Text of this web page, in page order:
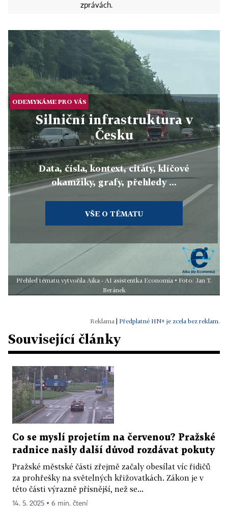
zprávách.
ODEMYKÁME PRO VÁS
Silniční infrastruktura v
Česku
Data, čísla, kontext, citáty, klíčové
okamžiky, grafy, přehledy ...
VŠE O TÉMATU
Přehled tématu vytvořila Aika - AI asistentka Economia • Foto: Jan T.
Beránek
Předplatné HN+ je zcela bez reklam.
Související články
Co se myslí projetím na červenou? Pražské
radnice našly další důvod rozdávat pokuty
Pražské městské části zřejmě začaly obesílat víc řidičů
za prohřešky na světelných křižovatkách. Zákon je v
této části výrazně přísnější, než se...
14. 5. 2025 ▪ 6 min. čtení